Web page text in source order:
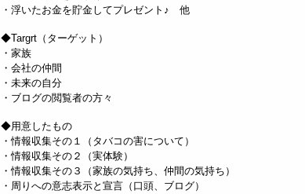
・浮いたお金を貯金してプレゼント♪ 他
◆Targrt（ターゲット）
・家族
・会社の仲間
・未来の自分
・ブログの閲覧者の方々
◆用意したもの
・情報収集その１（タバコの害について）
・情報収集その２（実体験）
・情報収集その３（家族の気持ち、仲間の気持ち）
・周りへの意志表示と宣言（口頭、ブログ）